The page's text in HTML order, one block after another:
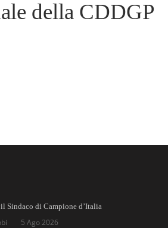
della CDDGP
Sindaco di Campione d’Italia
5 Ago 2026